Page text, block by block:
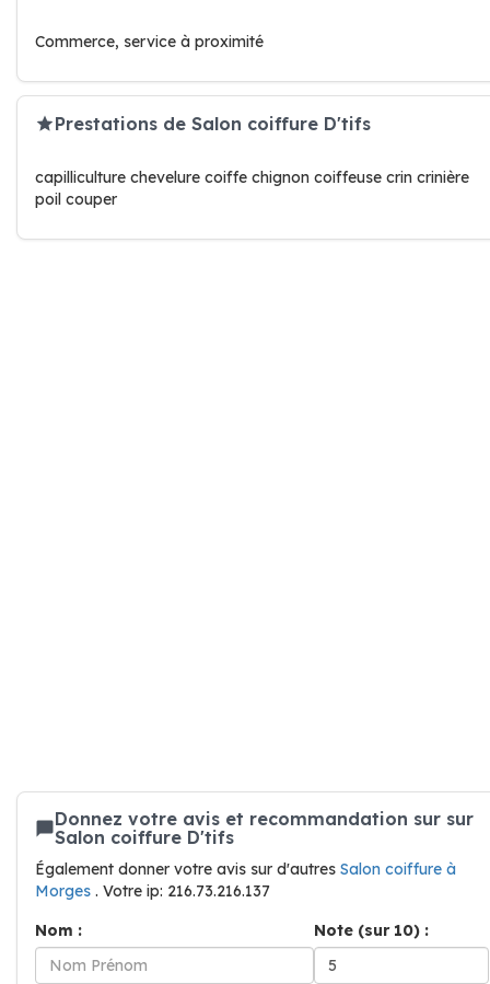
Commerce, service à proximité
Prestations de Salon coiffure D'tifs
capilliculture chevelure coiffe chignon coiffeuse crin crinière
poil couper
Donnez votre avis et recommandation sur sur
Salon coiffure D'tifs
Également donner votre avis sur d'autres Salon coiffure à
Morges . Votre ip: 216.73.216.137
Nom :
Note (sur 10) :